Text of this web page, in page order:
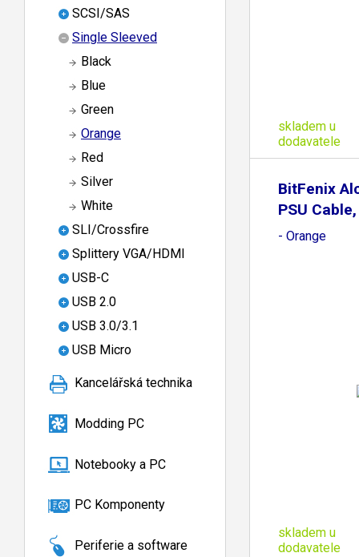
SCSI/SAS
Single Sleeved
Black
Blue
Green
Orange
Red
Silver
White
SLI/Crossfire
Splittery VGA/HDMI
USB-C
USB 2.0
USB 3.0/3.1
USB Micro
Kancelářská technika
Modding PC
Notebooky a PC
PC Komponenty
Periferie a software
skladem u
dodavatele
BitFenix
PSU
- Orange
skladem u
dodavatele